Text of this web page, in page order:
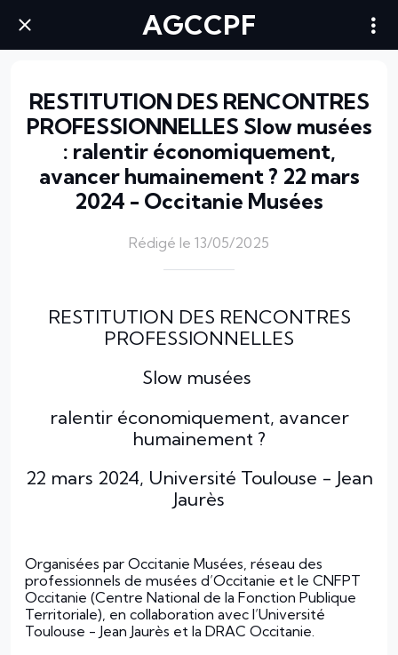
AGCCPF
RESTITUTION DES RENCONTRES
PROFESSIONNELLES Slow musées
: ralentir économiquement,
avancer humainement ? 22 mars
2024 - Occitanie Musées
Rédigé le 13/05/2025
RESTITUTION DES RENCONTRES
PROFESSIONNELLES
Slow musées
ralentir économiquement, avancer
humainement ?
22 mars 2024, Université Toulouse - Jean
Jaurès
Organisées par Occitanie Musées, réseau des
professionnels de musées d’Occitanie et le CNFPT
Occitanie (Centre National de la Fonction Publique
Territoriale), en collaboration avec l’Université
Toulouse - Jean Jaurès et la DRAC Occitanie.